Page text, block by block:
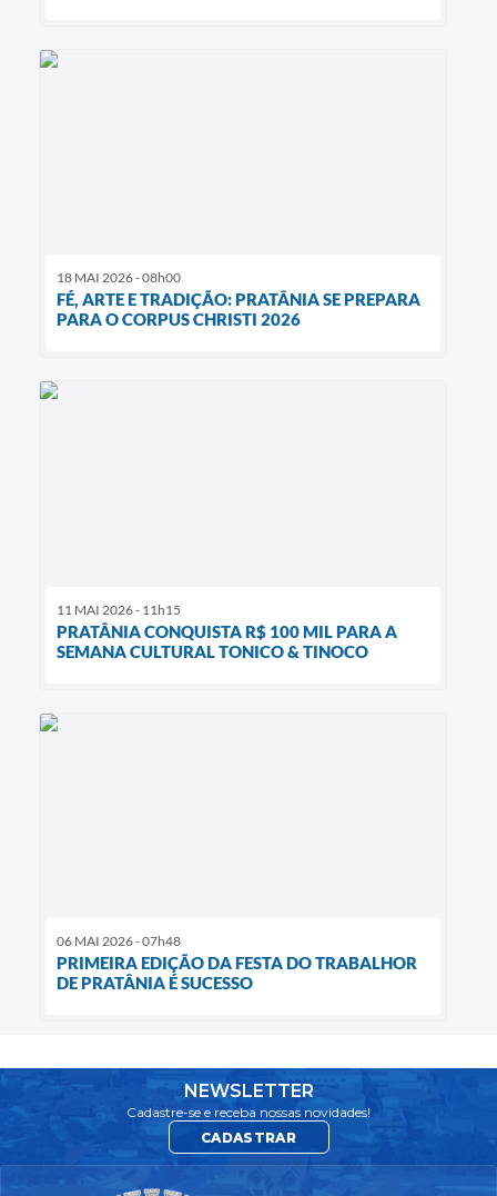
18 MAI 2026 - 08h00
FÉ, ARTE E TRADIÇÃO: PRATÂNIA SE PREPARA
PARA O CORPUS CHRISTI 2026
11 MAI 2026 - 11h15
PRATÂNIA CONQUISTA R$ 100 MIL PARA A
SEMANA CULTURAL TONICO & TINOCO
06 MAI 2026 - 07h48
PRIMEIRA EDIÇÃO DA FESTA DO TRABALHOR
DE PRATÂNIA É SUCESSO
NEWSLETTER
Cadastre-se e receba nossas novidades!
CADASTRAR